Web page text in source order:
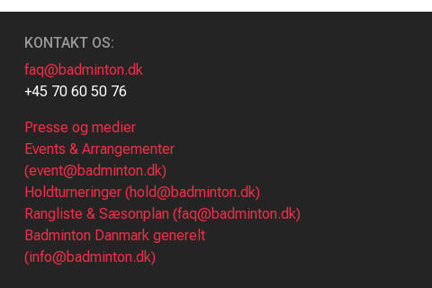
KONTAKT OS:
faq@badminton.dk
+45 70 60 50 76
Presse og medier
Events & Arrangementer
(event@badminton.dk)
Holdturneringer (hold@badminton.dk)
Rangliste & Sæsonplan (faq@badminton.dk)
Badminton Danmark generelt
(info@badminton.dk)